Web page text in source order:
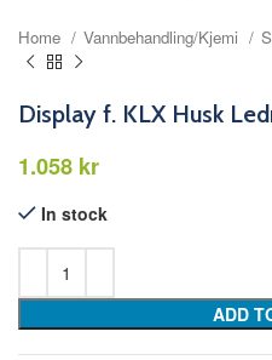
Home Vannbehandling/Kjemi
Display f. KLX Husk
kr
In stock
ADD